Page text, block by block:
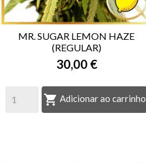
VISTA RÁPIDA
MR. SUGAR LEMON HAZE
(REGULAR)
30,00 €
 Adicionar ao carrinho